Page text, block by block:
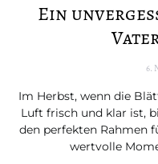
Ein
6.
Im Herbst, wenn die
Luft frisch und klar ist,
den perfekten Rahmen
wertvolle